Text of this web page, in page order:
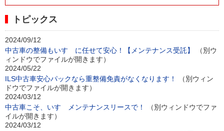
トピックス
2024/09/12
中古車の整備もいすゞに任せて安心！【メンテナンス受託】
（別ウ
ィンドウでファイルが開きます）
2024/05/22
ILS中古車安心パックなら重整備免責がなくなります！
（別ウィン
ドウでファイルが開きます）
2024/03/12
中古車こそ、いすゞメンテナンスリースで！
（別ウィンドウでファ
イルが開きます）
2024/03/12